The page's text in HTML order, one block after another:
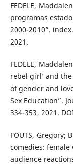
FEDELE,
programas
2000-2010”.
2021.
FEDELE,
rebel girl’ and
of gender and
Sex Education”.
334-353, 2021.
FOUTS, Gregory;
comedies:
audience